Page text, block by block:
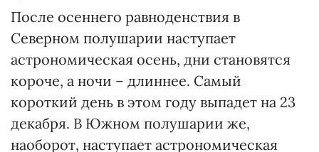
После осеннего равноденствия в
Северном полушарии наступает
астрономическая осень, дни становятся
короче, а ночи – длиннее. Самый
короткий день в этом году выпадет на 23
декабря. В Южном полушарии же,
наоборот, наступает астрономическая